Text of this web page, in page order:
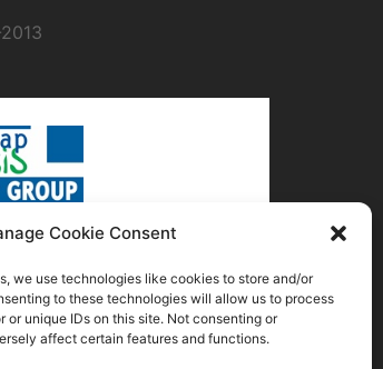
Cookie Consent
we use technologies like cookies to store and/or
to these technologies will allow us to process
or unique IDs on this site. Not consenting or
affect certain features and functions.